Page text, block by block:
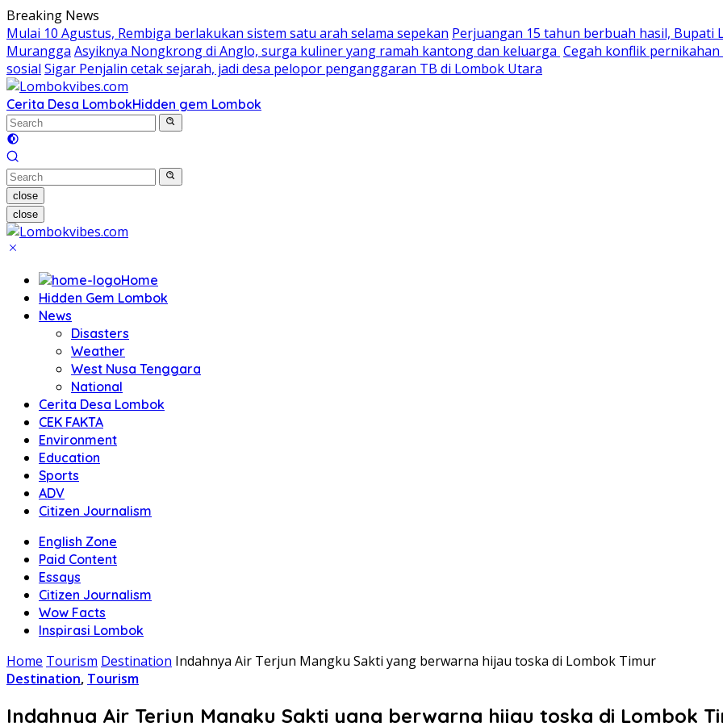
Skip
to
content
Breaking News
Mulai 10 Agustus, Rembiga berlakukan sistem satu arah selama sepekan Perjuangan 15 tahun berbuah hasil, Bupati
Murangga Asyiknya Nongkrong di Anglo, surga kuliner yang ramah kantong dan keluarga Cegah konflik
sosial Sigar Penjalin cetak sejarah, jadi desa pelopor penganggaran TB di Lombok Utara
Cerita Desa LombokHidden gem Lombok
close
close
Home
Hidden Gem Lombok
News
Disasters
Weather
West Nusa Tenggara
National
Cerita Desa Lombok
CEK FAKTA
Environment
Education
Sports
ADV
Citizen Journalism
English Zone
Paid Content
Essays
Citizen Journalism
Wow Facts
Inspirasi Lombok
Home Tourism Destination Indahnya Air Terjun Mangku Sakti yang berwarna hijau toska di Lombok Timur
Destination, Tourism
Indahnya Air Terjun Mangku Sakti yang berwarna hijau toska di Lombok